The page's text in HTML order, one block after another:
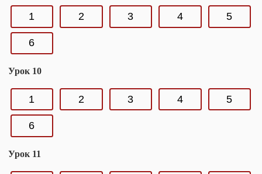
1 2 3 4 5
6
Урок 10
1 2 3 4 5
6
Урок 11